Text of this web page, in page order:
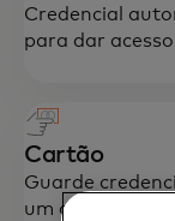
Credencial
para dar
Cartão
Guarde
um cartão com